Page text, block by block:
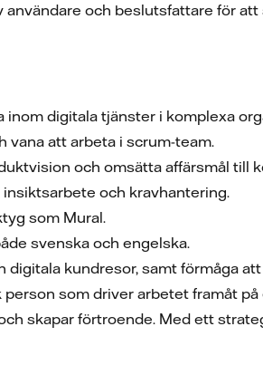
användare och beslutsfattare för
inom digitala tjänster i komplexa
vana att arbeta i scrum-team.
och omsätta affärsmål till
och kravhantering.
som Mural.
svenska och engelska.
digitala kundresor, samt förmåga
som driver arbetet framåt
skapar förtroende. Med ett